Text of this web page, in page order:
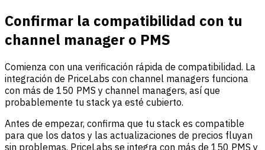
Confirmar la compatibilidad con tu
channel manager o PMS
Comienza con una verificación rápida de compatibilidad. La
integración de PriceLabs con channel managers funciona
con más de 150 PMS y channel managers, así que
probablemente tu stack ya esté cubierto.
Antes de empezar, confirma que tu stack es compatible
para que los datos y las actualizaciones de precios fluyan
sin problemas. PriceLabs se integra con más de 150 PMS y